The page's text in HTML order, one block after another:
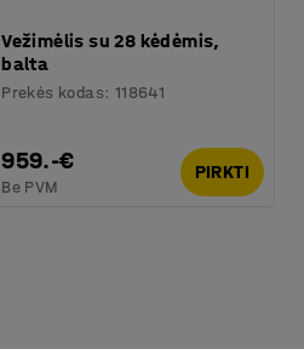
Vežimėlis su 28 kėdėmis,
balta
Prekės kodas: 118641
959.-€
Be PVM
PIRKTI